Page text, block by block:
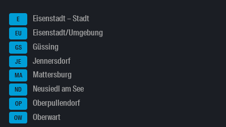
E Eisenstadt – Stadt
EU Eisenstadt/Umgebung
GS Güssing
JE Jennersdorf
MA Mattersburg
ND Neusiedl am See
OP Oberpullendorf
OW Oberwart